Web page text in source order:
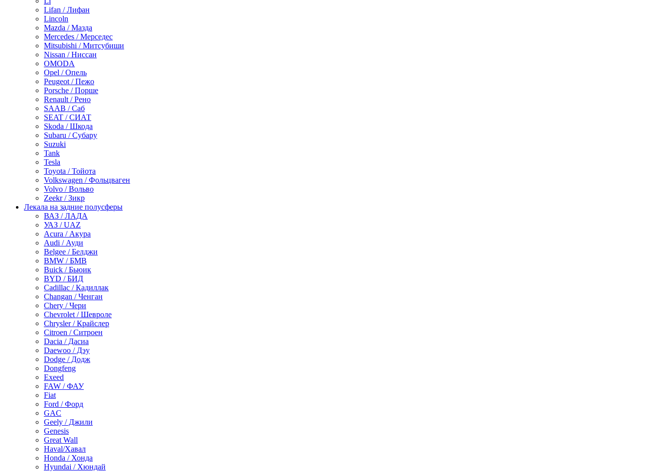
Lifan / Лифан
Lincoln
Mazda / Мазда
Mercedes / Мерседес
Mitsubishi / Митсубиши
Nissan / Ниссан
OMODA
Opel / Опель
Peugeot / Пежо
Porsche / Порше
Renault / Рено
SAAB / Саб
SEAT / СИАТ
Skoda / Шкода
Subaru / Субару
Suzuki
Tank
Tesla
Toyota / Тойота
Volkswagen / Фольцваген
Volvo / Вольво
Zeekr / Зикр
Лекала на задние полусферы
ВАЗ / ЛАДА
УАЗ / UAZ
Acura / Акура
Audi / Ауди
Belgee / Белджи
BMW / БМВ
Buick / Бьюик
BYD / БИД
Cadillac / Кадиллак
Changan / Ченган
Chery / Чери
Chevrolet / Шевроле
Chrysler / Крайслер
Citroen / Ситроен
Dacia / Дасиа
Daewoo / Дэу
Dodge / Додж
Dongfeng
Exeed
FAW / ФАУ
Fiat
Ford / Форд
GAC
Geely / Джили
Genesis
Great Wall
Haval/Хавал
Honda / Хонда
Hyundai / Хюндай